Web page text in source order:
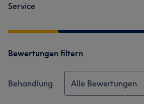
Service
Bewertungen filtern
Behandlung Alle Bewertungen